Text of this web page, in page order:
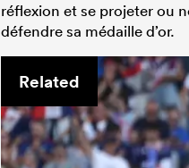
réflexion et se projeter ou
défendre sa médaille d’or.
Related